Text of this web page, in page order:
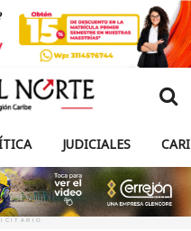
JUDICIALES